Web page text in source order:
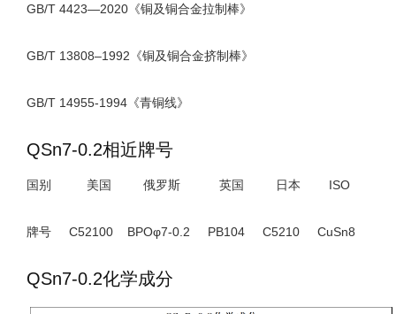
GB/T 4423—2020《铜及铜合金拉制棒》
GB/T 13808–1992《铜及铜合金挤制棒》
GB/T 14955-1994《青铜线》
QSn7-0.2相近牌号
国别 美国 俄罗斯 英国 日本 ISO
牌号 C52100 BPOφ7-0.2 PB104 C5210 CuSn8
QSn7-0.2化学成分